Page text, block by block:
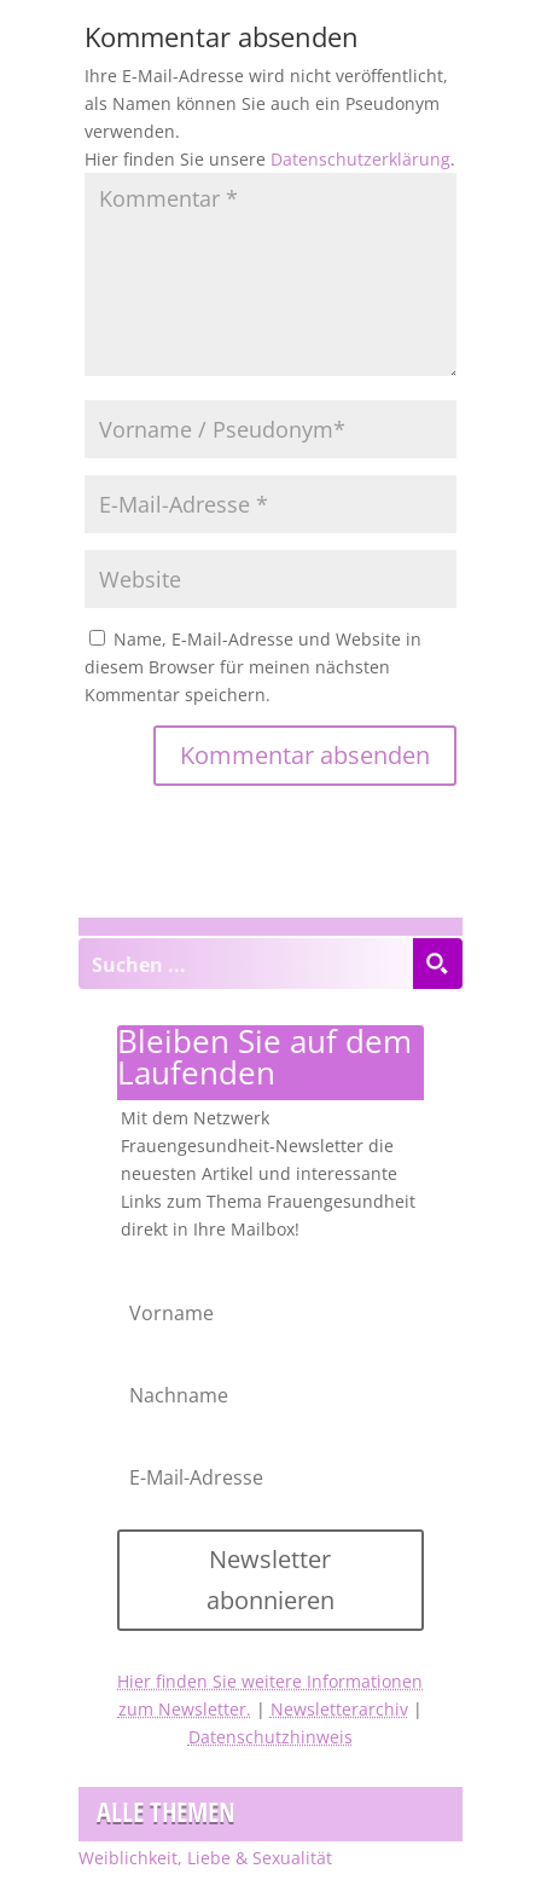
Kommentar absenden
Ihre E-Mail-Adresse wird nicht veröffentlicht,
als Namen können Sie auch ein Pseudonym
verwenden.
Hier finden Sie unsere Datenschutzerklärung.
Name, E-Mail-Adresse und Website in
diesem Browser für meinen nächsten
Kommentar speichern.
Bleiben Sie auf dem
Laufenden
Mit dem Netzwerk
Frauengesundheit-Newsletter die
neuesten Artikel und interessante
Links zum Thema Frauengesundheit
direkt in Ihre Mailbox!
Newsletter
abonnieren
Hier finden Sie weitere Informationen
zum Newsletter. | Newsletterarchiv|
Datenschutzhinweis
ALLE THEMEN
Weiblichkeit, Liebe & Sexualität